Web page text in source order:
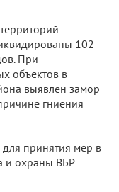
102
При
объектов в
выявлен замор
гниения
принятия мер в
и охраны ВБР